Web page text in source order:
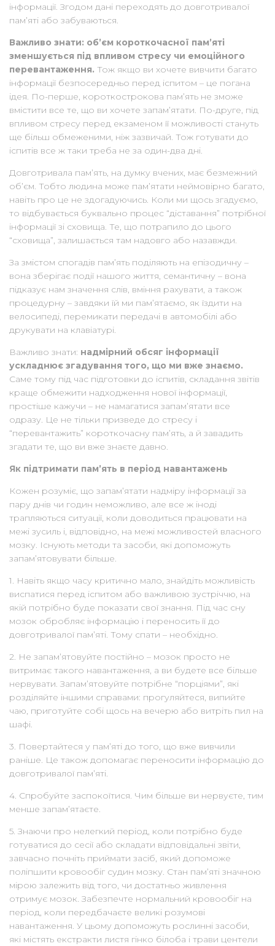
інформації. Згодом дані переходять до довготривалої
пам’яті або забуваються.
Важливо знати: об’єм короткочасної пам’яті
зменшується під впливом стресу чи емоційного
перевантаження. Тож якщо ви хочете вивчити багато
інформації безпосередньо перед іспитом – це погана
ідея. По-перше, короткострокова пам’ять не зможе
вмістити все те, що ви хочете запам’ятати. По-друге, під
впливом стресу перед екзаменом її можливості стануть
ще більш обмеженими, ніж зазвичай. Тож готувати до
іспитів все ж таки треба не за один-два дні.
Довготривала пам’ять, на думку вчених, має безмежний
об’єм. Тобто людина може пам’ятати неймовірно багато,
навіть про це не здогадуючись. Коли ми щось згадуємо,
то відбувається буквально процес “діставання” потрібної
інформації зі сховища. Те, що потрапило до цього
“сховища”, залишається там надовго або назавжди.
За змістом спогадів пам’ять поділяють на епізодичну –
вона зберігає події нашого життя, семантичну – вона
підказує нам значення слів, вміння рахувати, а також
процедурну – завдяки їй ми пам’ятаємо, як їздити на
велосипеді, перемикати передачі в автомобілі або
друкувати на клавіатурі.
Важливо знати: надмірний обсяг інформації
ускладнює згадування того, що ми вже знаємо.
Саме тому під час підготовки до іспитів, складання звітів
краще обмежити надходження нової інформації,
простіше кажучи – не намагатися запам’ятати все
одразу. Це не тільки призведе до стресу і
“перевантажить” короткочасну пам’ять, а й завадить
згадати те, що ви вже знаєте давно.
Як підтримати пам’ять в період навантажень
Кожен розуміє, що запам’ятати надміру інформації за
пару днів чи годин неможливо, але все ж іноді
трапляються ситуації, коли доводиться працювати на
межі зусиль і, відповідно, на межі можливостей власного
мозку. Існують методи та засоби, які допоможуть
запам’ятовувати більше.
1. Навіть якщо часу критично мало, знайдіть можливість
виспатися перед іспитом або важливою зустріччю, на
якій потрібно буде показати свої знання. Під час сну
мозок обробляє інформацію і переносить її до
довготривалої пам’яті. Тому спати – необхідно.
2. Не запам’ятовуйте постійно – мозок просто не
витримає такого навантаження, а ви будете все більше
нервувати. Запам’ятовуйте потрібне “порціями”, які
розділяйте іншими справами: прогуляйтеся, випийте
чаю, приготуйте собі щось на вечерю або витріть пил на
шафі.
3. Повертайтеся у пам’яті до того, що вже вивчили
раніше. Це також допомагає переносити інформацію до
довготривалої пам’яті.
4. Спробуйте заспокоїтися. Чим більше ви нервуєте, тим
менше запам’ятаєте.
5. Знаючи про нелегкий період, коли потрібно буде
готуватися до сесії або складати відповідальні звіти,
завчасно почніть приймати засіб, який допоможе
поліпшити кровообіг судин мозку. Стан пам’яті значною
мірою залежить від того, чи достатньо живлення
отримує мозок. Забезпечте нормальний кровообіг на
період, коли передбачаєте великі розумові
навантаження. У цьому допоможуть рослинні засоби,
які містять екстракти листя гінко білоба і трави центели